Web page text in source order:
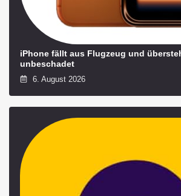
iPhone fällt aus Flugzeug und
unbeschadet
6. August 2026